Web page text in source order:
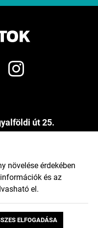
út 25.
növelése érdekében
és az
el.
ELFOGADÁSA